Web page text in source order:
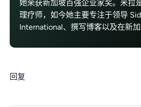
她荣获新加坡百强企业家奖。米拉
理疗师，如今她主要专注于领导
International、撰写博客以及在新
回复